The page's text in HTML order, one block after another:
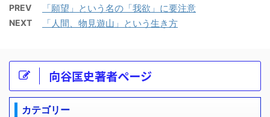
PREV 「願望」という名の「我欲」に要注意
NEXT 「人間、物見遊山」という生き方
向谷匡史著者ページ
カテゴリー